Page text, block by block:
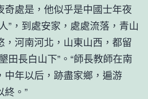
奇處是，他似乎是中國士年夜
”，到處安家，處處流落，青山
，河南河北，山東山西，都留
田長白山下”。“師長教師在南
中年以后，跡盡家鄉，遍游
終。”